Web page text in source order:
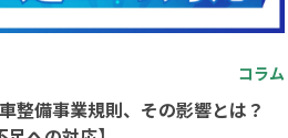
コラム
整備事業規則、その影響とは？